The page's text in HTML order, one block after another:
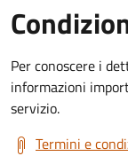
Per conoscere i
informazioni
servizio.
Termini e